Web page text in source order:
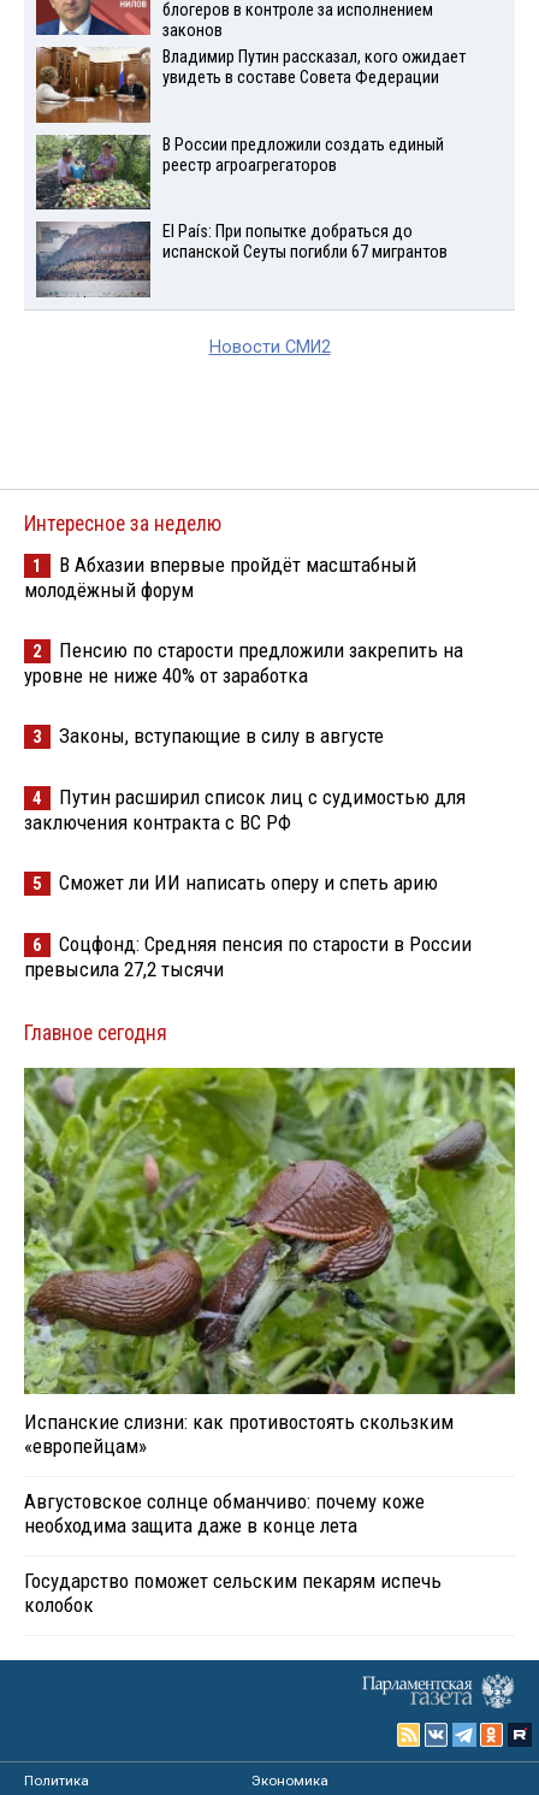
блогеров в контроле за исполнением
законов
Владимир Путин рассказал, кого ожидает
увидеть в составе Совета Федерации
В России предложили создать единый
реестр агроагрегаторов
El País: При попытке добраться до
испанской Сеуты погибли 67 мигрантов
Новости СМИ2
Интересное за неделю
1
В Абхазии впервые пройдёт масштабный
молодёжный форум
2
Пенсию по старости предложили закрепить на
уровне не ниже 40% от заработка
3 Законы, вступающие в силу в августе
4
Путин расширил список лиц с судимостью для
заключения контракта с ВС РФ
5 Сможет ли ИИ написать оперу и спеть арию
6
Соцфонд: Средняя пенсия по старости в России
превысила 27,2 тысячи
Главное сегодня
Испанские слизни: как противостоять скользким
«европейцам»
Августовское солнце обманчиво: почему коже
необходима защита даже в конце лета
Государство поможет сельским пекарям испечь
колобок
Политика
Экономика